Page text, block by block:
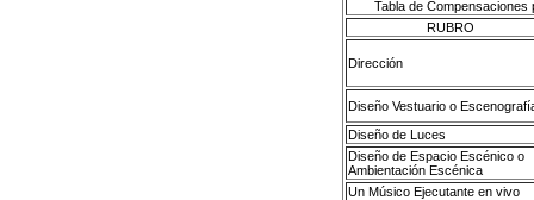
Tabla de
RUBRO
Dirección
Diseño Vestuario o
Diseño de Luces
Diseño de Espacio Escénico o
Ambientación Escénica
Un Músico Ejecutante en vivo